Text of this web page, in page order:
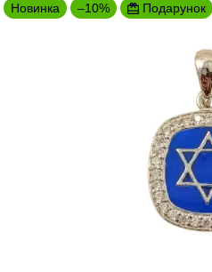
Новинка –10% Подарунок